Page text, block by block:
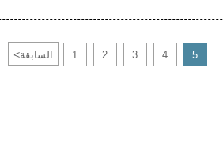
ذات مقاومة جيدة للتآكل وفعالية من حيث
التكلفة العالية هي أسلاك 304 و 316 الفولاذية
<السابقة 1 2 3 4 5